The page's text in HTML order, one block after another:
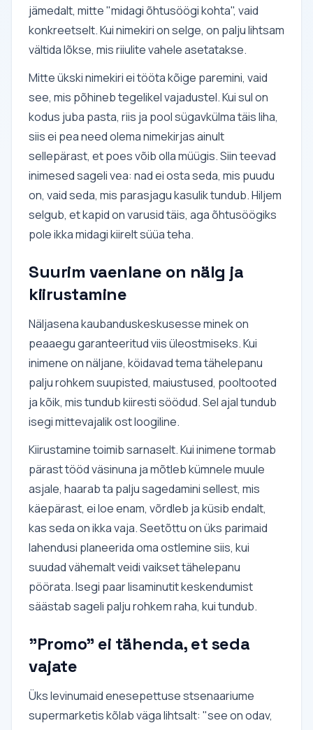
jämedalt, mitte "midagi õhtusöögi kohta", vaid
konkreetselt. Kui nimekiri on selge, on palju lihtsam
vältida lõkse, mis riiulite vahele asetatakse.
Mitte ükski nimekiri ei tööta kõige paremini, vaid
see, mis põhineb tegelikel vajadustel. Kui sul on
kodus juba pasta, riis ja pool sügavkülma täis liha,
siis ei pea need olema nimekirjas ainult
sellepärast, et poes võib olla müügis. Siin teevad
inimesed sageli vea: nad ei osta seda, mis puudu
on, vaid seda, mis parasjagu kasulik tundub. Hiljem
selgub, et kapid on varusid täis, aga õhtusöögiks
pole ikka midagi kiirelt süüa teha.
Suurim vaenlane on nälg ja
kiirustamine
Näljasena kaubanduskeskusesse minek on
peaaegu garanteeritud viis üleostmiseks. Kui
inimene on näljane, köidavad tema tähelepanu
palju rohkem suupisted, maiustused, pooltooted
ja kõik, mis tundub kiiresti söödud. Sel ajal tundub
isegi mittevajalik ost loogiline.
Kiirustamine toimib sarnaselt. Kui inimene tormab
pärast tööd väsinuna ja mõtleb kümnele muule
asjale, haarab ta palju sagedamini sellest, mis
käepärast, ei loe enam, võrdleb ja küsib endalt,
kas seda on ikka vaja. Seetõttu on üks parimaid
lahendusi planeerida oma ostlemine siis, kui
suudad vähemalt veidi vaikset tähelepanu
pöörata. Isegi paar lisaminutit keskendumist
säästab sageli palju rohkem raha, kui tundub.
"Promo" ei tähenda, et seda
vajate
Üks levinumaid enesepettuse stsenaariume
supermarketis kõlab väga lihtsalt: "see on odav,